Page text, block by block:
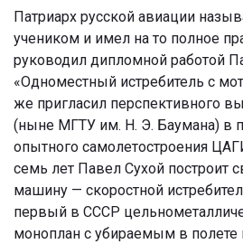
Патриарх русской авиации
учеником и имел на то полное
руководил дипломной работой
«Одноместный истребитель с
же пригласил перспективного
(ныне МГТУ им. Н. Э. Баумана) в
опытного самолетостроения
семь лет Павел Сухой построит
машину — скоростной
первый в СССР
моноплан с убираемым в